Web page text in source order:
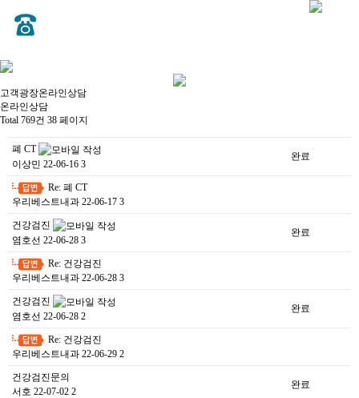
고객광장온라인상담
온라인상담
Total 769건 38 페이지
폐 CT
이상민 22-06-16 3
완료
Re: 폐 CT
우리베스트내과 22-06-17 3
건강검진
염호선 22-06-28 3
완료
Re: 건강검진
우리베스트내과 22-06-28 3
건강검진
염호선 22-06-28 2
완료
Re: 건강검진
우리베스트내과 22-06-29 2
건강검진문의
서호 22-07-02 2
완료